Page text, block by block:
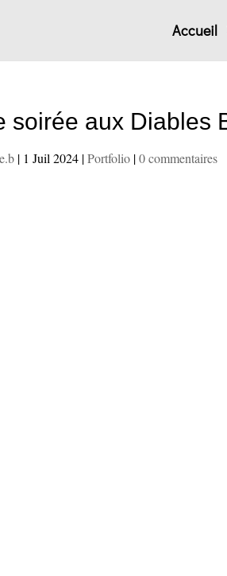
Accueil
soirée aux Diables
| 1 Juil 2024 |Portfolio |0 commentaires